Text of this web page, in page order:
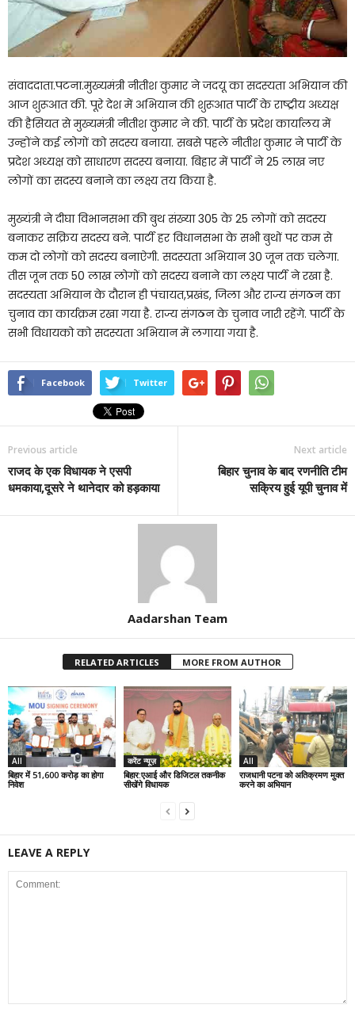
संवाददाता.पटना.मुख्यमंत्री नीतीश कुमार ने जदयू का सदस्यता अभियान की
आज शुरूआत की. पूरे देश में अभियान की शुरूआत पार्टी के राष्ट्रीय अध्यक्ष
की हैसियत से मुख्यमंत्री नीतीश कुमार ने की. पार्टी के प्रदेश कार्यालय में
उन्होंने कई लोगों को सदस्य बनाया. सबसे पहले नीतीश कुमार ने पार्टी के
प्रदेश अध्यक्ष को साधारण सदस्य बनाया. बिहार में पार्टी ने 25 लाख नए
लोगों का सदस्य बनाने का लक्ष्य तय किया है.
मुख्यंत्री ने दीघा विभानसभा की बुथ संख्या 305 के 25 लोगों को सदस्य
बनाकर सक्रिय सदस्य बने. पार्टी हर विधानसभा के सभी बुथों पर कम से
कम दो लोगों को सदस्य बनाऐगी. सदस्यता अभियान 30 जून तक चलेगा.
तीस जून तक 50 लाख लोगों को सदस्य बनाने का लक्ष्य पार्टी ने रखा है.
सदस्यता अभियान के दौरान ही पंचायत,प्रखंड, जिला और राज्य संगठन का
चुनाव का कार्यक्रम रखा गया है. राज्य संगठन के चुनाव जारी रहेंगे. पार्टी के
सभी विधायको को सदस्यता अभियान में लगाया गया है.
Facebook Twitter
Previous article
राजद के एक विधायक ने एसपी
धमकाया,दूसरे ने थानेदार को हड़काया
Next article
बिहार चुनाव के बाद रणनीति टीम
सक्रिय हुई यूपी चुनाव में
Aadarshan Team
RELATED ARTICLES MORE FROM AUTHOR
All
बिहार में 51,600 करोड़ का होगा
निवेश
करेंट न्यूज़
बिहार:एआई और डिजिटल तकनीक
सीखेंगे विधायक
All
राजधानी पटना को अतिक्रमण मुक्त
करने का अभियान
LEAVE A REPLY